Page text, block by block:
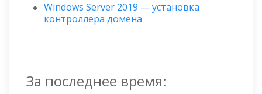
Windows Server 2019 — установка
контроллера домена
За последнее время: